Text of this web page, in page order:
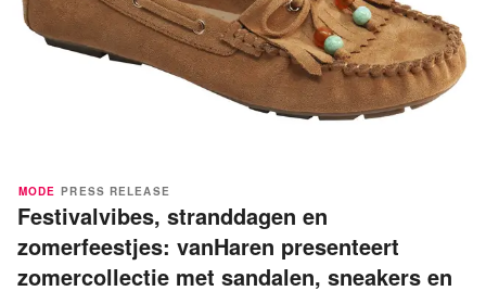
MODE PRESS RELEASE
Festivalvibes, stranddagen en
zomerfeestjes: vanHaren presenteert
zomercollectie met sandalen, sneakers en